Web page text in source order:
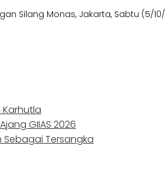
Silang Monas, Jakarta, Sabtu (5/
GIIAS 2026
Sebagai Tersangka